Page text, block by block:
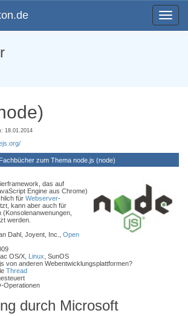
Toggle
18.01.2014
Fachbücher zum Thema node.js (node)
das auf
Engine aus Chrome)
für Webserver-
kann aber auch für
werden.
Dahl, Joyent, Inc., Open
OS/X, Linux , SunOS
von anderen Webentwicklungsplattformen?
Thread
Operationen
durch Microsoft